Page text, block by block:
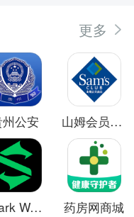
更多
公安 山姆会员商店
Shark Wear 药房网商城